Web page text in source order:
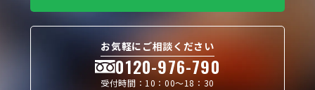
お気軽にご相談ください
0120-976-790
受付時間：10：00〜18：30